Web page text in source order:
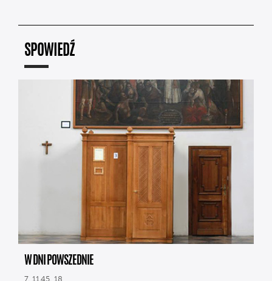
SPOWIEDŹ
W DNI POWSZEDNIE